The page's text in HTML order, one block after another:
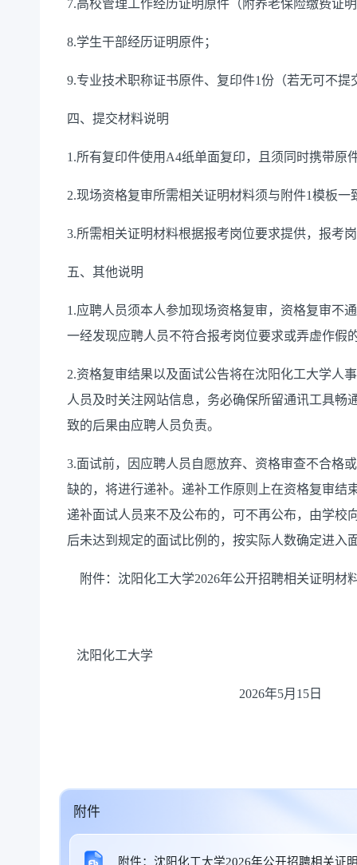
7.高校管理工作经历证明原件（附养老保险缴费证
8.学生干部经历证明原件；
9.专业技术职称证书原件、复印件1份（若无可不提
四、提交材料说明
1.所有复印件使用A4纸单面复印，且须同时携带原
2.现场资格复审所需相关证明材料须与附件1模板一
3.所需相关证明材料根据报考岗位要求提供，报考
五、其他说明
1.应聘人员须本人参加现场资格复审，资格复审不
一经发现应聘人员不符合报考岗位要求或弄虚作假
2.资格复审结果以及面试公告将在沈阳化工大学人
人员及时关注网站信息，务必确保所留通讯工具
致的后果由应聘人员负责。
3.面试前，因应聘人员自愿放弃、资格审查不合格
缺的，将进行递补。递补工作原则上在资格复审结
递补面试人员来不及公布的，可不再公布，由学校
后未达到规定的面试比例的，按实际人数确定进入
附件：沈阳化工大学2026年公开招聘相关证明材
沈阳化工大学
2026年5月 15 日
附件
附件：沈阳化工大学2026年公开招聘相关证